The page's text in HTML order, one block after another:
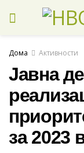
Дома Активности
Јавна
за 2023